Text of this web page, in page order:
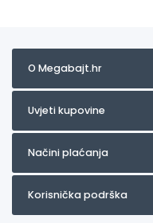
O Megabajt.hr
Uvjeti kupovine
Načini plaćanja
Korisnička podrška